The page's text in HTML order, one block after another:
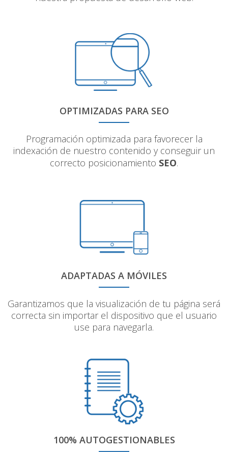
OPTIMIZADAS PARA SEO
Programación optimizada para favorecer la
indexación de nuestro contenido y conseguir un
correcto posicionamiento SEO.
ADAPTADAS A MÓVILES
Garantizamos que la visualización de tu página será
correcta sin importar el dispositivo que el usuario
use para navegarla.
100% AUTOGESTIONABLES